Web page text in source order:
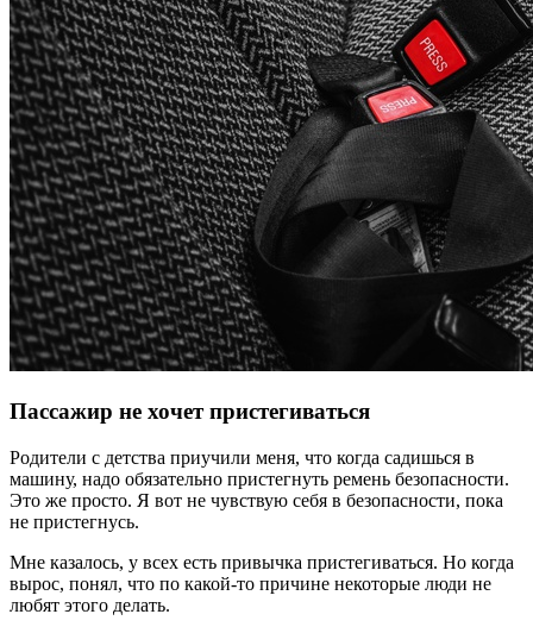
Пассажир не хочет пристегиваться
Родители с детства приучили меня, что когда садишься в
машину, надо обязательно пристегнуть ремень безопасности.
Это же просто. Я вот не чувствую себя в безопасности, пока
не пристегнусь.
Мне казалось, у всех есть привычка пристегиваться. Но когда
вырос, понял, что по какой-то причине некоторые люди не
любят этого делать.